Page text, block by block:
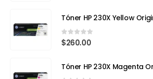
0out of 5
$260.00